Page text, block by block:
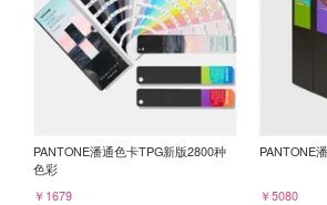
PANTONE潘通色卡TPG新版2800种
色彩
￥1679
PANTONE
￥5080